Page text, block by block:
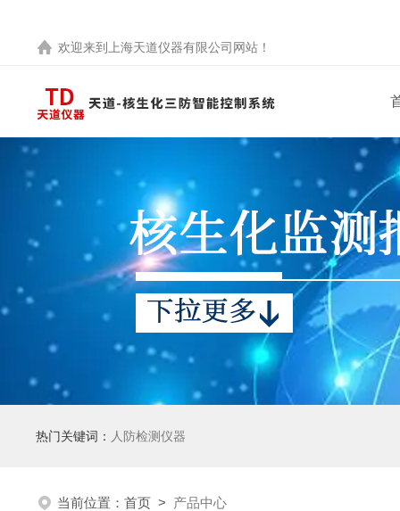
欢迎来到 上海天道仪器有限公司 网站！
热门关键词： 人防检测仪器
当前位置： 首页 > 产品中心